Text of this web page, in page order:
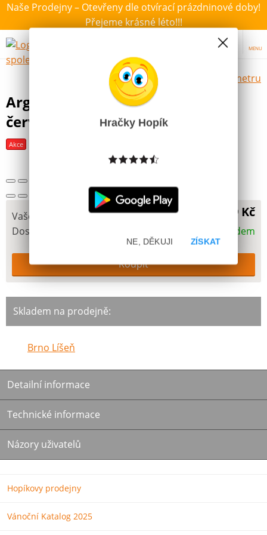
Naše Prodejny – Otevřeny dle otvírací prázdninové doby!
Přejeme krásné léto!!!
MENU
Výběr hraček dle zvoleného parametru
Argus Školní Penál Etue barva
červená
Akce
Vaše cena 49 Kč
Dostupnost Skladem
Skladem na prodejně:
Brno Líšeň
Detailní informace
Technické informace
Názory uživatelů
Hopíkovy prodejny
Vánoční Katalog 2025
Hračky Hopík
ZÍSKAT
NE, DĚKUJI